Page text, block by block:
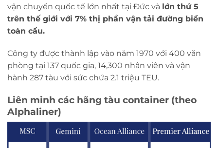
vận chuyển quốc tế lớn nhất tại Đức và lớn thứ 5
trên thế giới với 7% thị phần vận tải đường biển
toàn cầu.
Công ty được thành lập vào năm 1970 với 400 văn
phòng tại 137 quốc gia, 14,300 nhân viên và vận
hành 287 tàu với sức chứa 2.1 triệu TEU.
Liên minh các hãng tàu container (theo
Alphaliner)